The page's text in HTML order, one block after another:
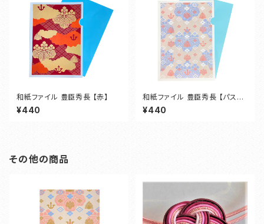
和紙ファイル 豊臣秀長 【赤】
¥440
和紙ファイル 豊臣秀長 【パステ
ルブルー】
¥440
その他の商品